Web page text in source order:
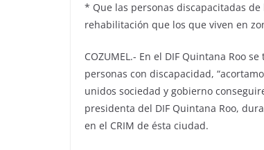
* Que las personas discapacitadas
rehabilitación que los que viven en
COZUMEL.- En el DIF Quintana Roo
personas con discapacidad,
unidos sociedad y gobierno
presidenta del DIF Quintana Roo,
en el CRIM de ésta ciudad.